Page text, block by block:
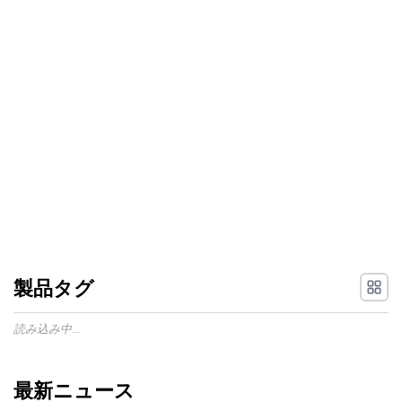
製品タグ
読み込み中...
最新ニュース